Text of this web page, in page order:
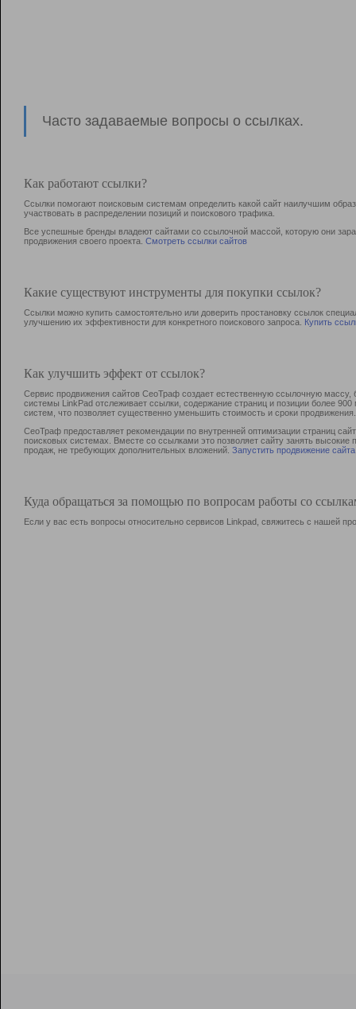
Часто задаваемые вопросы о ссылках.
Как работают ссылки?
Ссылки помогают поисковым системам определить какой сайт наилучшим
участвовать в раcпределении позиций и поискового трафика.
Все успешные бренды владеют сайтами со ссылочной массой, которую они
продвижения своего проекта. Смотреть ссылки сайтов
Какие существуют инструменты для покупки ссылок?
Ссылки можно купить самостоятельно или доверить простановку ссылок
улучшению их эффективности для конкретного поискового запроса. Купить
Как улучшить эффект от ссылок?
Сервис продвижения сайтов СеоТраф создает естественную ссылочную
системы LinkPad отслеживает ссылки, содержание страниц и позиции более
систем, что позволяет существенно уменьшить стоимость и сроки продвижения.
СеоТраф предоставляет рекомендации по внутренней оптимизации страниц
поисковых системах. Вместе со ссылками это позволяет сайту занять
продаж, не требующих дополнительных вложений. Запустить продвижение сайта
Куда обращаться за помощью по вопросам работы со
Если у вас есть вопросы относительно сервисов Linkpad, свяжитесь с нашей